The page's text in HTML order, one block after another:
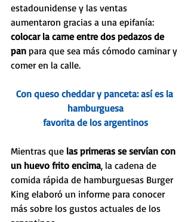
estadounidense y las ventas
aumentaron gracias a una epifanía:
colocar la carne entre dos pedazos de
pan para que sea más cómodo caminar y
comer en la calle.
Con queso cheddar y panceta: así es la
hamburguesa
favorita de los argentinos
Mientras que las primeras se servían con
un huevo frito encima, la cadena de
comida rápida de hamburguesas Burger
King elaboró un informe para conocer
más sobre los gustos actuales de los